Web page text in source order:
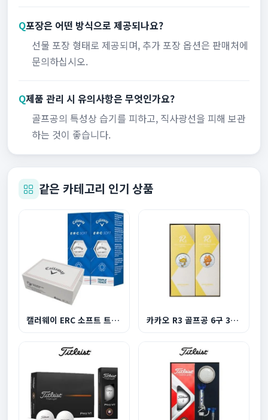
Q포장은 어떤 방식으로 제공되나요?
선물 포장 형태로 제공되며, 추가 포장 옵션은 판매처에
문의하십시오.
Q제품 관리 시 유의사항은 무엇인가요?
골프공의 특성상 습기를 피하고, 직사광선을 피해 보관
하는 것이 좋습니다.
같은 카테고리 인기 상품
캘러웨이 ERC 소프트 트리플트랙 화이트 6구 카카오 R3 골프공 6구 3피스